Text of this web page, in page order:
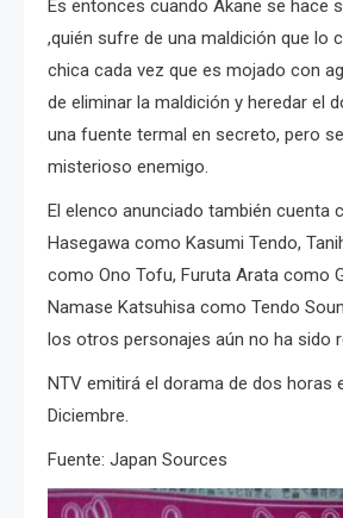
Es entonces cuando Akane se hace
,quién sufre de una maldición que lo
chica cada vez que es mojado con
de eliminar la maldición y heredar el
una fuente termal en secreto, pero
misterioso enemigo.
El elenco anunciado también cuenta
Hasegawa como Kasumi Tendo,
como Ono Tofu, Furuta Arata como
Namase Katsuhisa como Tendo
los otros personajes aún no ha sido
NTV emitirá el dorama de dos horas
Diciembre.
Fuente: Japan Sources